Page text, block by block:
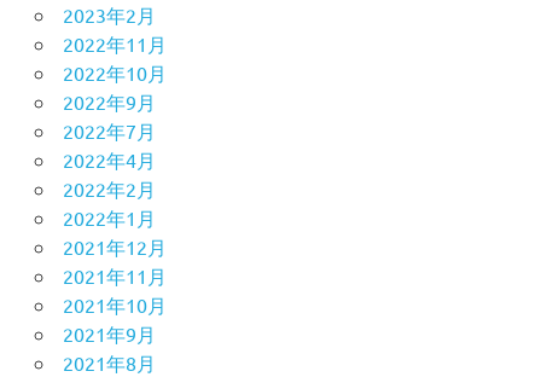
2023年2月
2022年11月
2022年10月
2022年9月
2022年7月
2022年4月
2022年2月
2022年1月
2021年12月
2021年11月
2021年10月
2021年9月
2021年8月